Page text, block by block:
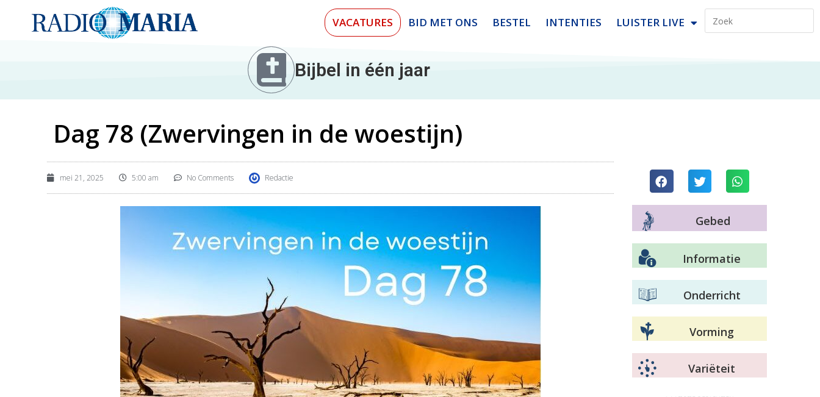
VACATURES BID MET ONS BESTEL INTENTIES LUISTER LIVE
Bijbel in één jaar
Dag 78 (Zwervingen in de woestijn)
mei 21, 2025 5:00 am No Comments Redactie
Gebed
Informatie
Onderricht
Vorming
Variëteit